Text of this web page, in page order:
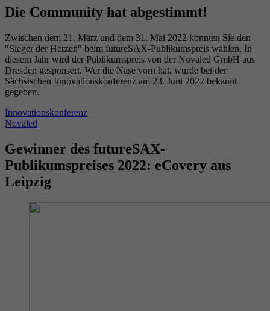
Die Community hat abgestimmt!
Zwischen dem 21. März und dem 31. Mai 2022 konnten Sie den
"Sieger der Herzen" beim futureSAX-Publikumspreis wählen. In
diesem Jahr wird der Publikumspreis von der Novaled GmbH aus
Dresden gesponsert. Wer die Nase vorn hat, wurde bei der
Sächsischen Innovationskonferenz am 23. Juni 2022 bekannt
gegeben.
Innovationskonferenz
Novaled
Gewinner des futureSAX-
Publikumspreises 2022: eCovery aus
Leipzig